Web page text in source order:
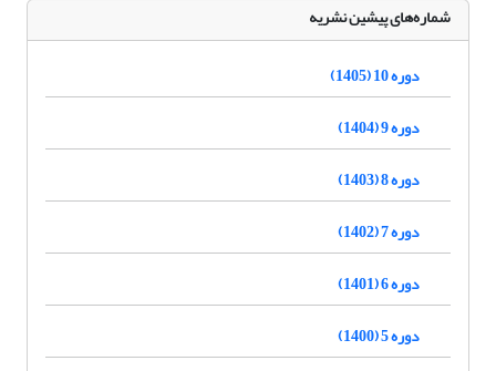
شماره‌های پیشین نشریه
دوره 10 (1405)
دوره 9 (1404)
دوره 8 (1403)
دوره 7 (1402)
دوره 6 (1401)
دوره 5 (1400)